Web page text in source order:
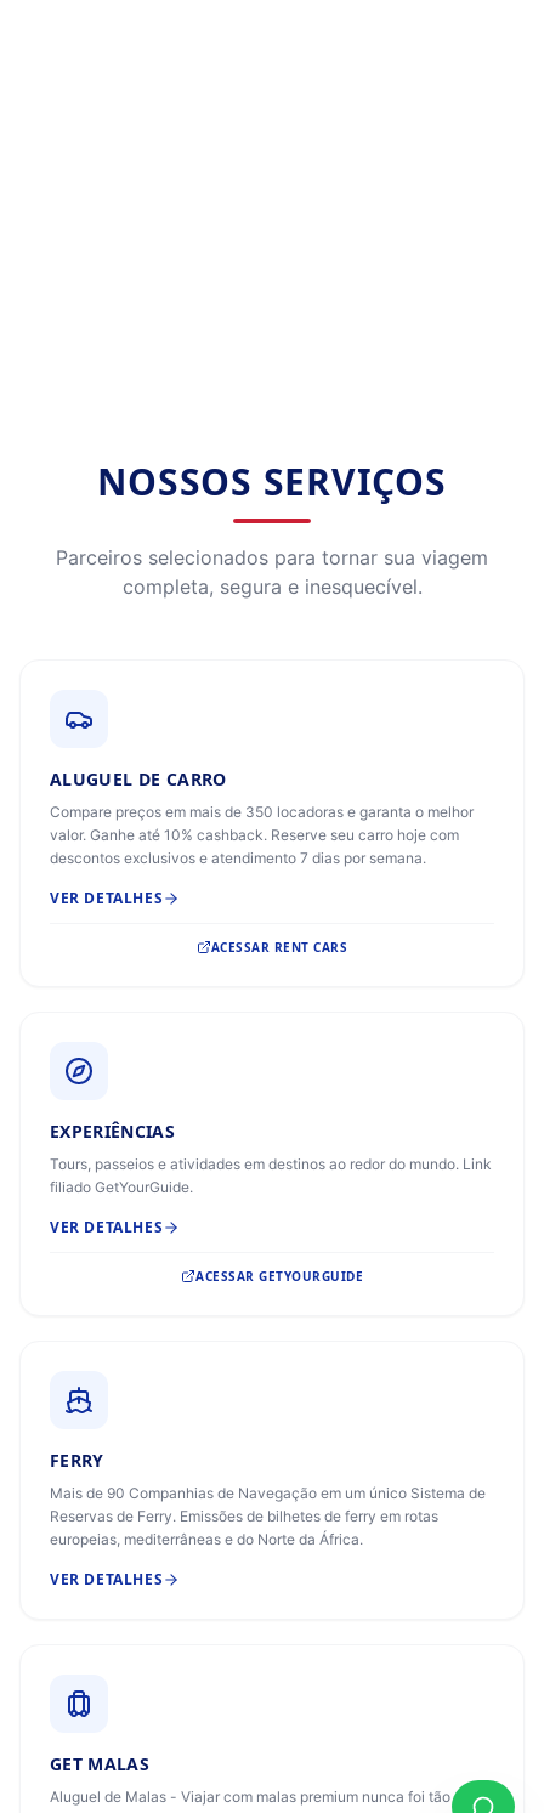
NOSSOS SERVIÇOS
Parceiros selecionados para tornar sua viagem
completa, segura e inesquecível.
ALUGUEL DE CARRO
Compare preços em mais de 350 locadoras e garanta o melhor
valor. Ganhe até 10% cashback. Reserve seu carro hoje com
descontos exclusivos e atendimento 7 dias por semana.
VER DETALHES
ACESSAR RENT CARS
EXPERIÊNCIAS
Tours, passeios e atividades em destinos ao redor do mundo. Link
filiado GetYourGuide.
VER DETALHES
ACESSAR GETYOURGUIDE
FERRY
Mais de 90 Companhias de Navegação em um único Sistema de
Reservas de Ferry. Emissões de bilhetes de ferry em rotas
europeias, mediterrâneas e do Norte da África.
VER DETALHES
GET MALAS
Aluguel de Malas - Viajar com malas premium nunca foi tão